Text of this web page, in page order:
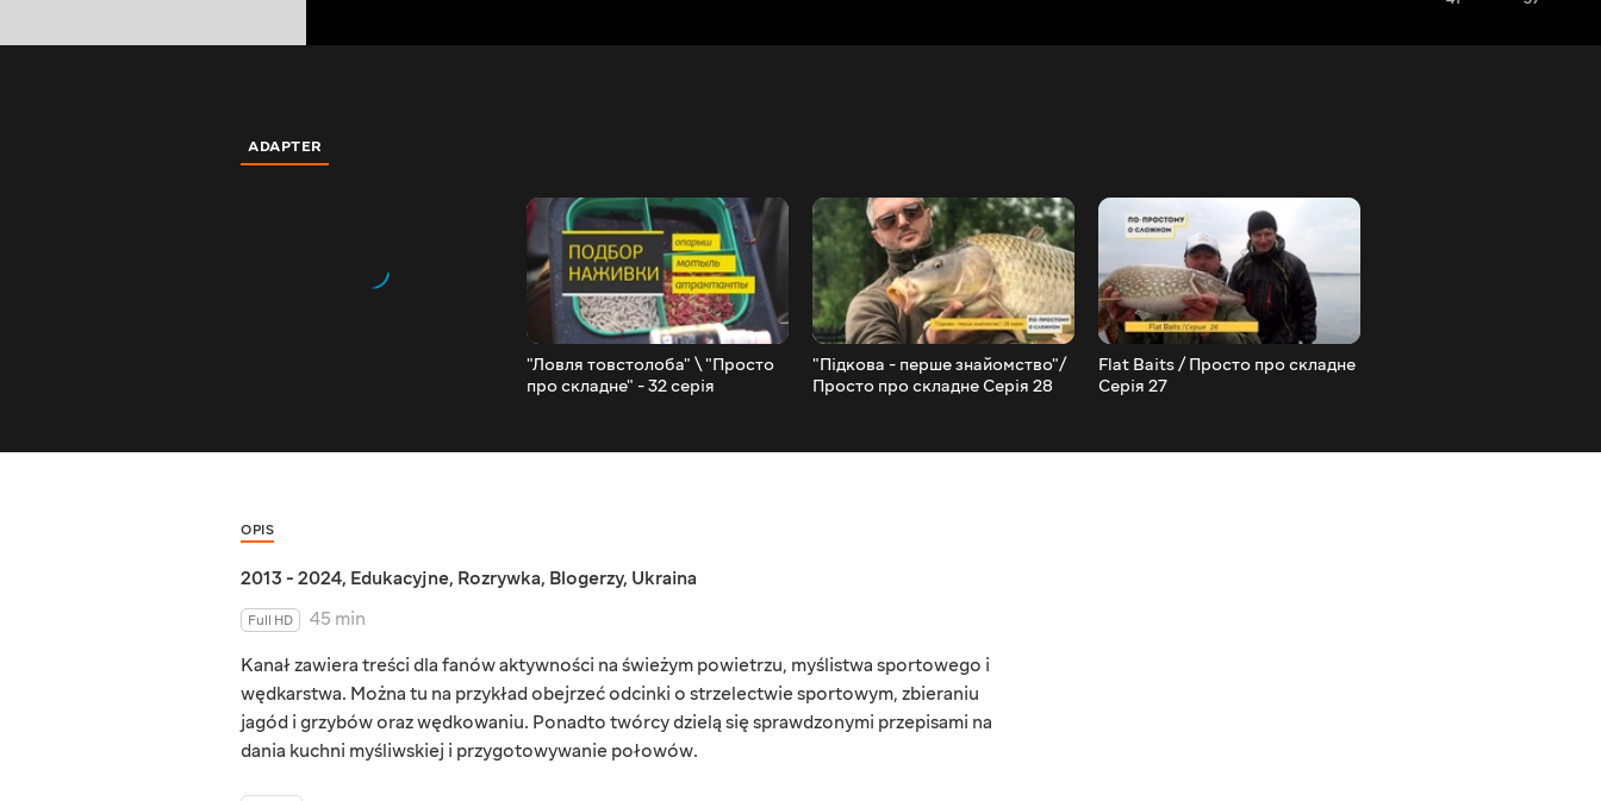
ADAPTER
"Ловля товстолоба" \ "Просто
про складне" - 32 серія
"Підкова - перше знайомство"/
Просто про складне Серія 28
Flat Baits / Просто про складне
Серія 27
OPIS
2013 - 2024, Edukacyjne, Rozrywka, Blogerzy, Ukraina
Full HD
45 min
Kanał zawiera treści dla fanów aktywności na świeżym powietrzu, myślistwa sportowego i
wędkarstwa. Można tu na przykład obejrzeć odcinki o strzelectwie sportowym, zbieraniu
jagód i grzybów oraz wędkowaniu. Ponadto twórcy dzielą się sprawdzonymi przepisami na
dania kuchni myśliwskiej i przygotowywanie połowów.